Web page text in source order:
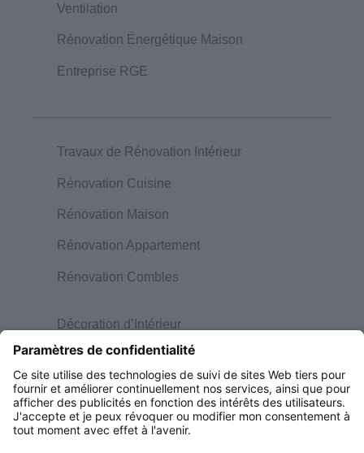
Ventilation
Rénovation Énergétique Maison
Entreprise RGE
Travaux de Rénovation Intérieur
Rénovation Cuisine
Rénovation Maison
Rénovation Appartement
Rénovation Combles
Décoration d’Intérieur
A propos